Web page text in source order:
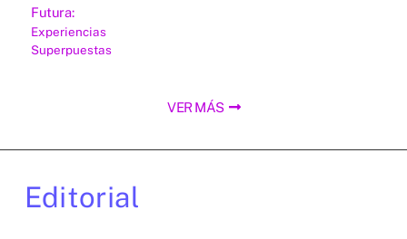
Futura:
Experiencias
Superpuestas
VER MÁS
Editorial